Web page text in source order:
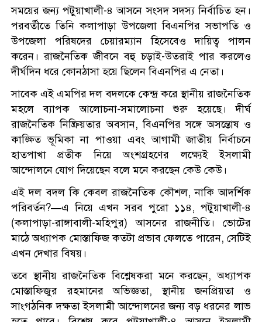
সময়ের জন্য পটুয়াখালী-৪ আসনে সংসদ সদস্য নির্বাচিত হন।
পরবর্তীতে তিনি কলাপাড়া উপজেলা বিএনপির সভাপতি ও
উপজেলা পরিষদের চেয়ারম্যান হিসেবেও দায়িত্ব পালন
করেন। রাজনৈতিক জীবনে বহু চড়াই-উতরাই পার করলেও
দীর্ঘদিন ধরে কোনঠাসা হয়ে ছিলেন বিএনপির এ নেতা।
সাবেক এই এমপির দল বদলকে কেন্দ্র করে স্থানীয় রাজনৈতিক
মহলে ব্যাপক আলোচনা-সমালোচনা শুরু হয়েছে। দীর্ঘ
রাজনৈতিক নিষ্ক্রিয়তার অবসান, বিএনপির সঙ্গে অসন্তোষ ও
কাঙ্ক্ষিত ভূমিকা না পাওয়া এবং আগামী জাতীয় নির্বাচনে
হাতপাখা প্রতীক নিয়ে অংশগ্রহণের লক্ষ্যেই ইসলামী
আন্দোলনে যোগ দিয়েছেন বলে মনে করছেন কেউ কেউ।
এই দল বদল কি কেবল রাজনৈতিক কৌশল, নাকি আদর্শিক
পরিবর্তন?—এ নিয়ে এখন সরব পুরো ১১৪, পটুয়াখালী-৪
(কলাপাড়া-রাঙ্গাবালী-মহিপুর) আসনের রাজনীতি। ভোটের
মাঠে অধ্যাপক মোস্তাফিজ কতটা প্রভাব ফেলতে পারেন, সেটিই
এখন দেখার বিষয়।
তবে স্থানীয় রাজনৈতিক বিশ্লেষকরা মনে করছেন, অধ্যাপক
মোস্তাফিজুর রহমানের অভিজ্ঞতা, স্থানীয় জনপ্রিয়তা ও
সাংগঠনিক দক্ষতা ইসলামী আন্দোলনের জন্য বড় ধরনের লাভ